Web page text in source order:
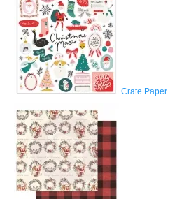
Crate Paper